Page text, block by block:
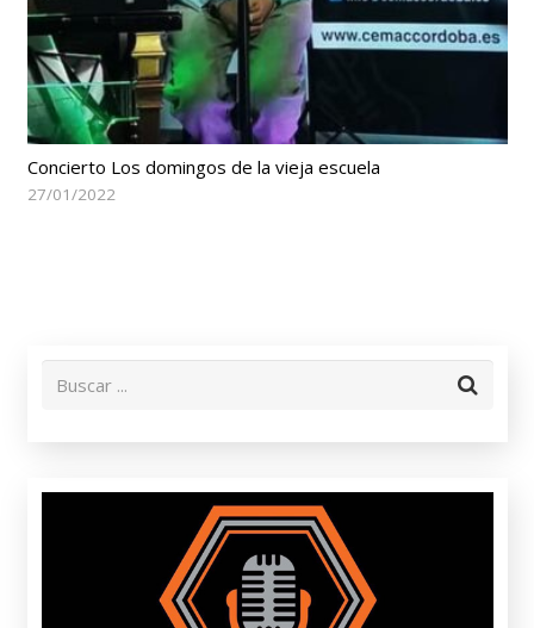
Concierto Los domingos de la vieja escuela
27/01/2022